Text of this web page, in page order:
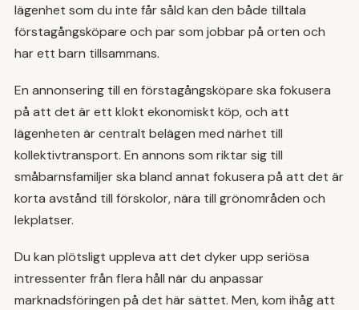
lägenhet som du inte får såld kan den både tilltala
förstagångsköpare och par som jobbar på orten och
har ett barn tillsammans.
En annonsering till en förstagångsköpare ska fokusera
på att det är ett klokt ekonomiskt köp, och att
lägenheten är centralt belägen med närhet till
kollektivtransport. En annons som riktar sig till
småbarnsfamiljer ska bland annat fokusera på att det är
korta avstånd till förskolor, nära till grönområden och
lekplatser.
Du kan plötsligt uppleva att det dyker upp seriösa
intressenter från flera håll när du anpassar
marknadsföringen på det här sättet. Men, kom ihåg att